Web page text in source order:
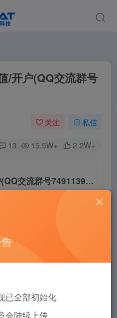
/开户(QQ交流群号
关注 私信
13 15.5W+ 2.2W+
新太极激活工具下载/教程/充值/开户(QQ交流群号749113977)
已全部初始化
会陆续上传